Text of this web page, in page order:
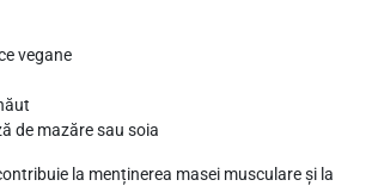
vegane
de mazăre sau soia
la menținerea masei musculare și la